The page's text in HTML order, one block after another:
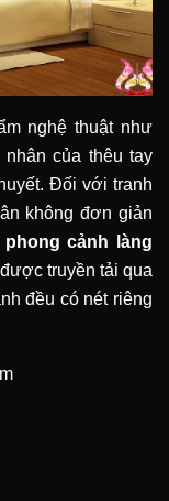
nghệ thuật như
của thêu tay
Đối với tranh
không đơn giản
cảnh làng
truyền tải qua
đều có nét riêng